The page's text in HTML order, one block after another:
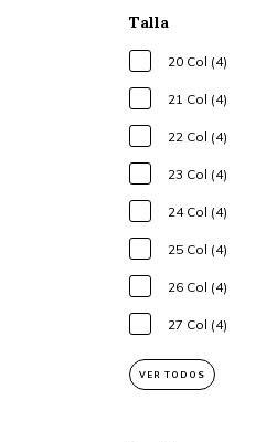
Talla
20 Col (4)
21 Col (4)
22 Col (4)
23 Col (4)
24 Col (4)
25 Col (4)
26 Col (4)
27 Col (4)
VER TODOS